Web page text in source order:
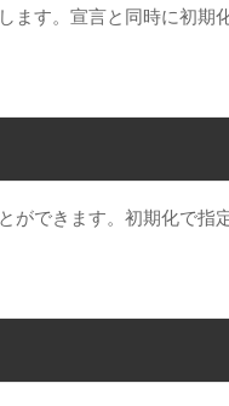
ます。宣言と同時に初期
ができます。初期化で指